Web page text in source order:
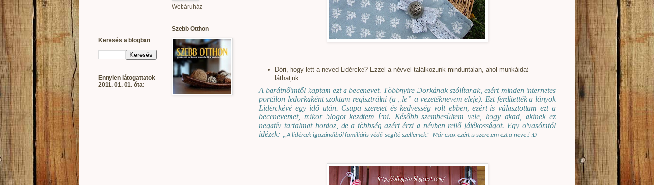
Dóri, hogy lett a neved Lidércke? Ezzel a névvel találkozunk minduntalan, ahol munkáidat
láthatjuk.
A barátnőimtől kaptam ezt a becenevet. Többnyire Dorkának szólítanak, ezért minden internetes
portálon ledorkaként szoktam regisztrálni (a „le” a vezetéknevem eleje). Ezt ferdítették a lányok
Lidérckévé egy idő után. Csupa szeretet és kedvesség volt ebben, ezért is választottam ezt a
becenevemet, mikor blogot kezdtem írni. Később szembesültem vele, hogy akad, akinek ez
negatív tartalmat hordoz, de a többség azért érzi a névben rejlő játékosságot. Egy olvasómtól
idézek: „
A lidércek igazándiból familiáris védő-segítő szellemek.” Már csak ezért is szeretem ezt a nevet! :D
Keresés a blogban
Ennyien látogattatok
2011. 01. 01. óta:
Webáruház
Szebb Otthon